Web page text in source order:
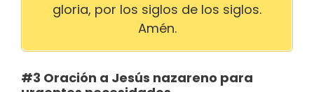
gloria, por los siglos de los siglos.
Amén.
#3 Oración a Jesús nazareno para